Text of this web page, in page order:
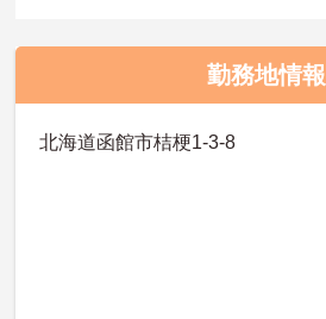
勤務地情報
北海道函館市桔梗1-3-8